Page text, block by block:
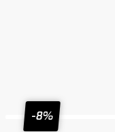
-8%